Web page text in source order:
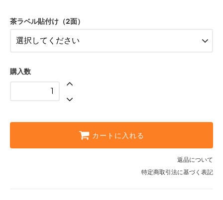
茶ラベル貼付け（2面）
購入数
カートに入れる
返品について
特定商取引法に基づく表記